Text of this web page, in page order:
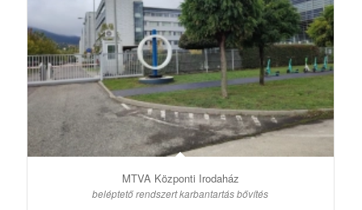
MTVA Központi Irodaház
beléptető rendszert karbantartás bővítés